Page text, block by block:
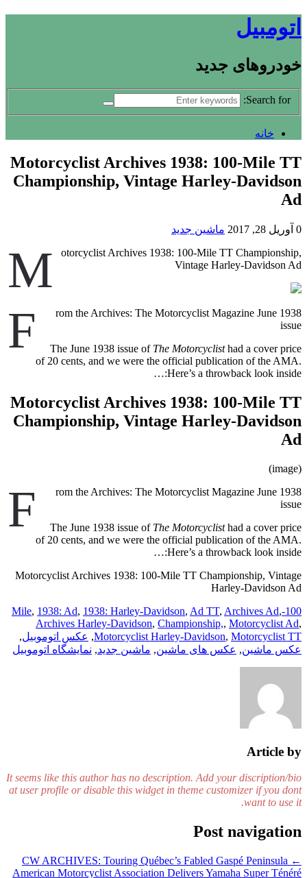
اتومبیل
خودروهای جدید
Search for:
خانه
Motorcyclist Archives 1938: 100-Mile TT
Championship, Vintage Harley-Davidson
Ad
0 آوریل 28, 2017 ماشین جدید
M
otorcyclist Archives 1938: 100-Mile TT Championship,
Vintage Harley-Davidson Ad
F
rom the Archives: The Motorcyclist Magazine June 1938
issue
The June 1938 issue of The Motorcyclisthad a cover price
of 20 cents, and we were the official publication of the AMA.
Here’s a throwback look inside:…
Motorcyclist Archives 1938: 100-Mile TT
Championship, Vintage Harley-Davidson
Ad
(image)
F
rom the Archives: The Motorcyclist Magazine June 1938
issue
The June 1938 issue of The Motorcyclisthad a cover price
of 20 cents, and we were the official publication of the AMA.
Here’s a throwback look inside:…
Motorcyclist Archives 1938: 100-Mile TT Championship, Vintage
Harley-Davidson Ad
100-Mile
, 1938: Ad, 1938: Harley-Davidson, Ad TT, Archives Ad,
Archives Harley-Davidson, Championship,, Motorcyclist Ad,
Motorcyclist Harley-Davidson, Motorcyclist TT
, عکس اتوموبیل,
عکس ماشین, عکس های ماشین, ماشین جدید, نمایشگاه اتوموبیل
Article by
It seems like this author has no description. Add your discription/bio
at user profile or disable this widget in theme customizer if you dont
want to use it.
Post navigation
←
American Motorcyclist Association Delivers Yamaha Super Ténéré